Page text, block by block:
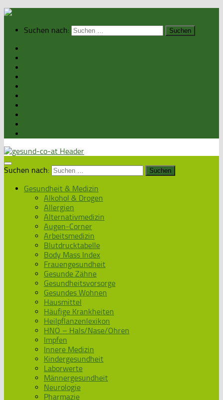
Suchen nach:
Suchen nach:
Gesundheit & Medizin
Alkohol & Drogen
Allergien
Alternativmedizin
Augen-Corner
Arbeitsmedizin
Blutdrucktabelle
Body Mass Index
Frauengesundheit
Gesunde Zähne
Gesundheitsvorsorge
Gesundes Wohnen
Hausmittel
Häufige Krankheiten
Heilpflanzenlexikon
HNO – Hals/Nase/Ohren
Impfen
Innere Medizin
Kindergesundheit
Laborwerte
Männergesundheit
Neurologie
Pharmazie